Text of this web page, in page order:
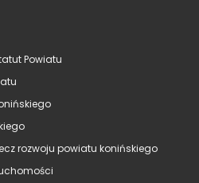
Powiatu
rozwoju powiatu konińskiego